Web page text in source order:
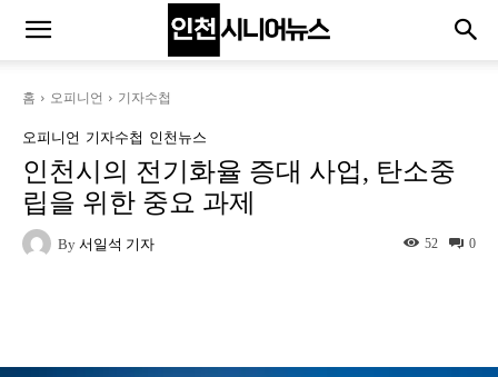
홈 오피니언 기자수첩
오피니언 기자수첩 인천뉴스
인천시의 전기화율 증대 사업, 탄소중
립을 위한 중요 과제
By 서일석 기자 0
52